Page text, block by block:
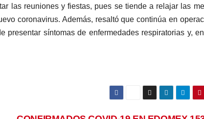
las reuniones y fiestas, pues se tiende a relajar las
coronavirus. Además, resaltó que continúa en
presentar síntomas de enfermedades respiratorias y,